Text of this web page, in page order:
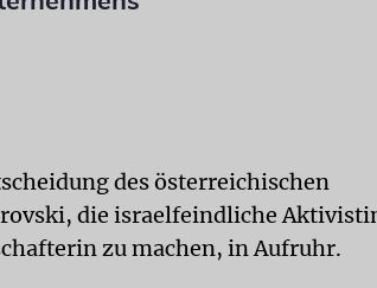
des österreichischen
die israelfeindliche
zu machen, in Aufruhr.